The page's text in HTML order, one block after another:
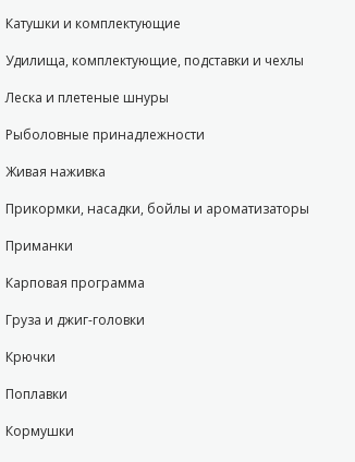
Катушки и комплектующие
Удилища, комплектующие, подставки и чехлы
Леска и плетеные шнуры
Рыболовные принадлежности
Живая наживка
Прикормки, насадки, бойлы и ароматизаторы
Приманки
Карповая программа
Груза и джиг-головки
Крючки
Поплавки
Кормушки